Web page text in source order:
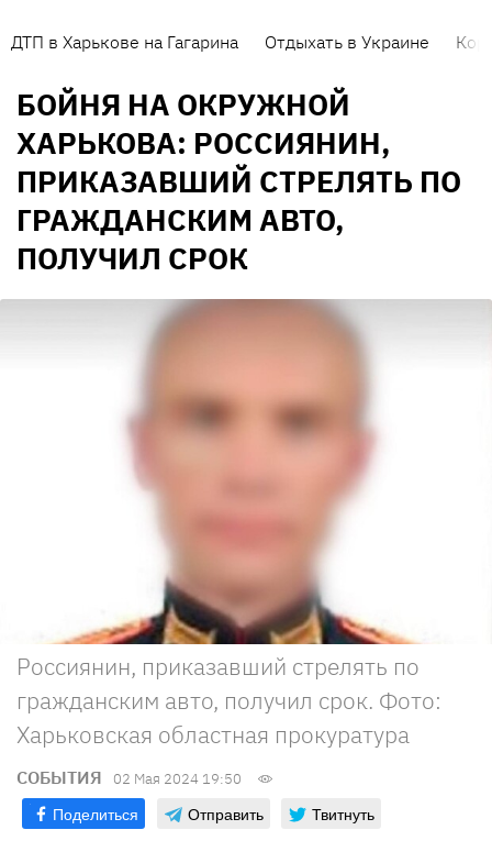
ДТП в Харькове на Гагарина Отдыхать в Украине
БОЙНЯ НА ОКРУЖНОЙ
ХАРЬКОВА: РОССИЯНИН,
ПРИКАЗАВШИЙ СТРЕЛЯТЬ ПО
ГРАЖДАНСКИМ АВТО,
ПОЛУЧИЛ СРОК
Россиянин, приказавший стрелять по
гражданским авто, получил срок. Фото:
Харьковская областная прокуратура
СОБЫТИЯ 02 Мая 2024 19:50
Поделиться Отправить Твитнуть